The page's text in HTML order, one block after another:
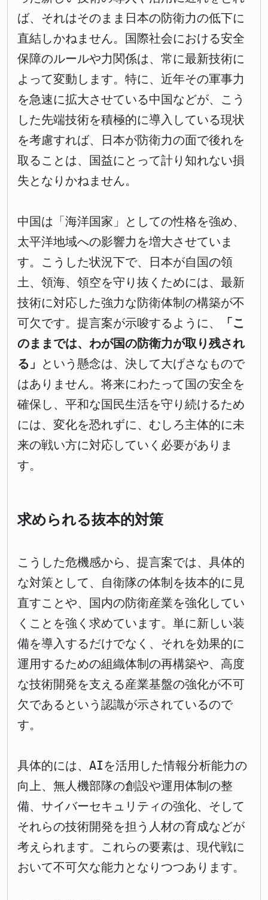
ば、それはそのまま日本の防衛力の低下に
直結しかねません。国際社会における安全
保障のルールや力関係は、常に最新技術に
よって変動します。特に、近年その軍事力
を急速に拡大させている中国などが、こう
した先端技術を積極的に導入している現状
を考慮すれば、日本が防衛力の面で後れを
取ることは、国益にとって計り知れない損
失となりかねません。
中国は「海洋国家」としての性格を強め、
太平洋地域への影響力を増大させていま
す。こうした状況下で、日本が自国の領
土、領海、領空を守り抜くためには、最新
技術に対応した強力な防衛体制の構築が不
可欠です。提言案が示唆するように、
「こ
のままでは、わが国の防衛力が取り残され
る」 という懸念は、決して大げさなもので
はありません。将来にわたって国の安全を
確保し、平和な国民生活を守り続けるため
には、変化を恐れずに、むしろ主体的に未
来の戦い方に対応していく必要がありま
す。
求められる抜本的対策
こうした危機感から、提言案では、具体的
な対策として、自衛隊の体制を抜本的に見
直すことや、国内の防衛産業を強化してい
くことを強く求めています。単に新しい装
備を導入するだけでなく、それを効果的に
運用するための組織体制の再構築や、高度
な技術開発を支える産業基盤の強化が不可
欠であるという認識が示されているので
す。
具体的には、AIを活用した情報分析能力の
向上、無人機部隊の創設や運用体制の整
備、サイバーセキュリティの強化、そして
それらの技術開発を担う人材の育成などが
考えられます。これらの要素は、現代戦に
おいて不可欠な能力となりつつあります。